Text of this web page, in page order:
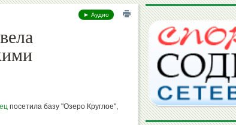
► Аудио
посетила базу "Озеро Круглое",